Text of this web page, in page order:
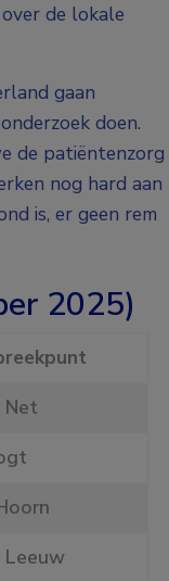
de lokale
gaan
doen.
de patiëntenzorg
nog hard aan
is, er geen rem
2025)
Net
Leeuw